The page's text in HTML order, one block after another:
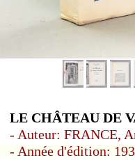
LE CHÂTEAU DE
- Auteur: FRANCE,
- Année d'édition: